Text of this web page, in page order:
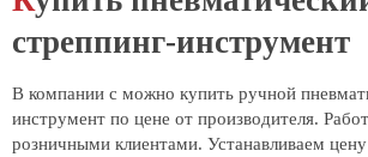
стреппинг-инструмент
В компании с можно купить ручной
инструмент по цене от производителя.
розничными клиентами. Устанавливаем